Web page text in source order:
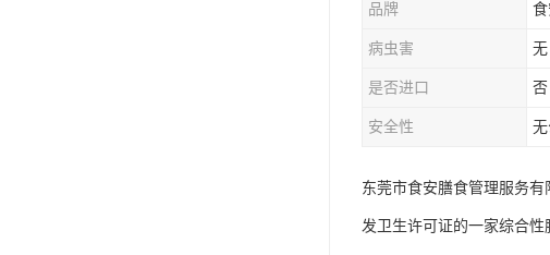
品牌 食
病虫害 无
是否进口 否
安全性
东莞市食安膳食管理服务
发卫生许可证的一家综合性